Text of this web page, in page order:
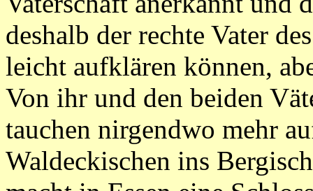
deshalb der rechte Vater
leicht aufklären können,
Von ihr und den beiden
tauchen nirgendwo mehr
Waldeckischen ins